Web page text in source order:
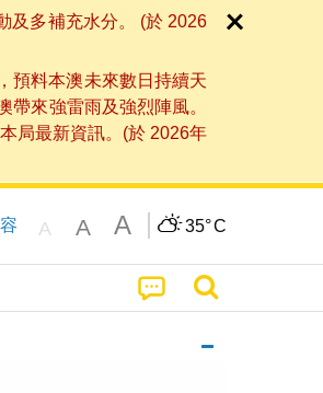
及多補充水分。 (於 2026
預料本澳未來數日持續天
來強雷雨及強烈陣風。
局最新資訊。(於 2026年
A A A 35°C